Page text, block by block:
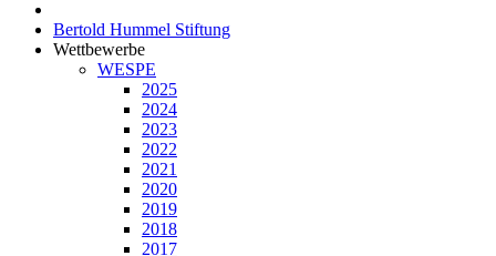
Bertold Hummel Stiftung
Wettbewerbe
WESPE
2025
2024
2023
2022
2021
2020
2019
2018
2017